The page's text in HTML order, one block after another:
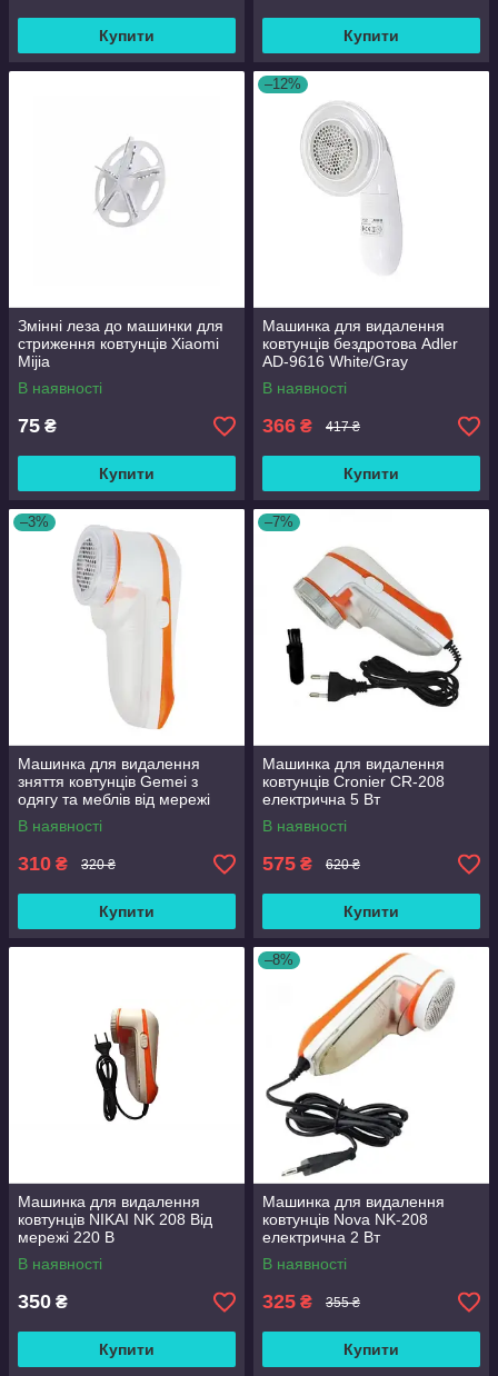
Купити Купити
Змінні леза до машинки для
стриження ковтунців Xiaomi
Mijia
В наявності
75 ₴
Купити
–12%
Машинка для видалення
ковтунців бездротова Adler
AD-9616 White/Gray
В наявності
366 ₴ 417 ₴
Купити
–3%
Машинка для видалення
зняття ковтунців Gemei з
одягу та меблів від мережі
220 в GM 230
В наявності
310 ₴ 320 ₴
Купити
–7%
Машинка для видалення
ковтунців Cronier CR-208
електрична 5 Вт
В наявності
575 ₴ 620 ₴
Купити
Машинка для видалення
ковтунців NIKAI NK 208 Від
мережі 220 В
В наявності
350 ₴
Купити
–8%
Машинка для видалення
ковтунців Nova NK-208
електрична 2 Вт
В наявності
325 ₴ 355 ₴
Купити